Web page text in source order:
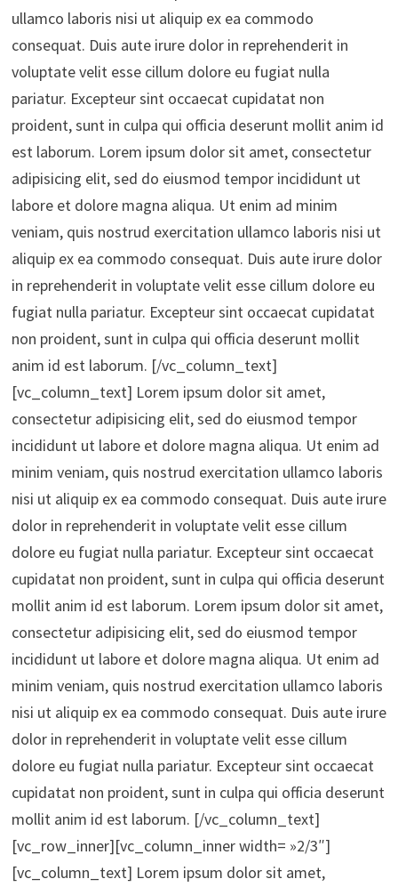
ullamco laboris nisi ut aliquip ex ea commodo
consequat. Duis aute irure dolor in reprehenderit in
voluptate velit esse cillum dolore eu fugiat nulla
pariatur. Excepteur sint occaecat cupidatat non
proident, sunt in culpa qui officia deserunt mollit anim id
est laborum. Lorem ipsum dolor sit amet, consectetur
adipisicing elit, sed do eiusmod tempor incididunt ut
labore et dolore magna aliqua. Ut enim ad minim
veniam, quis nostrud exercitation ullamco laboris nisi ut
aliquip ex ea commodo consequat. Duis aute irure dolor
in reprehenderit in voluptate velit esse cillum dolore eu
fugiat nulla pariatur. Excepteur sint occaecat cupidatat
non proident, sunt in culpa qui officia deserunt mollit
anim id est laborum. [/vc_column_text]
[vc_column_text] Lorem ipsum dolor sit amet,
consectetur adipisicing elit, sed do eiusmod tempor
incididunt ut labore et dolore magna aliqua. Ut enim ad
minim veniam, quis nostrud exercitation ullamco laboris
nisi ut aliquip ex ea commodo consequat. Duis aute irure
dolor in reprehenderit in voluptate velit esse cillum
dolore eu fugiat nulla pariatur. Excepteur sint occaecat
cupidatat non proident, sunt in culpa qui officia deserunt
mollit anim id est laborum. Lorem ipsum dolor sit amet,
consectetur adipisicing elit, sed do eiusmod tempor
incididunt ut labore et dolore magna aliqua. Ut enim ad
minim veniam, quis nostrud exercitation ullamco laboris
nisi ut aliquip ex ea commodo consequat. Duis aute irure
dolor in reprehenderit in voluptate velit esse cillum
dolore eu fugiat nulla pariatur. Excepteur sint occaecat
cupidatat non proident, sunt in culpa qui officia deserunt
mollit anim id est laborum. [/vc_column_text]
[vc_row_inner][vc_column_inner width= »2/3″]
[vc_column_text] Lorem ipsum dolor sit amet,